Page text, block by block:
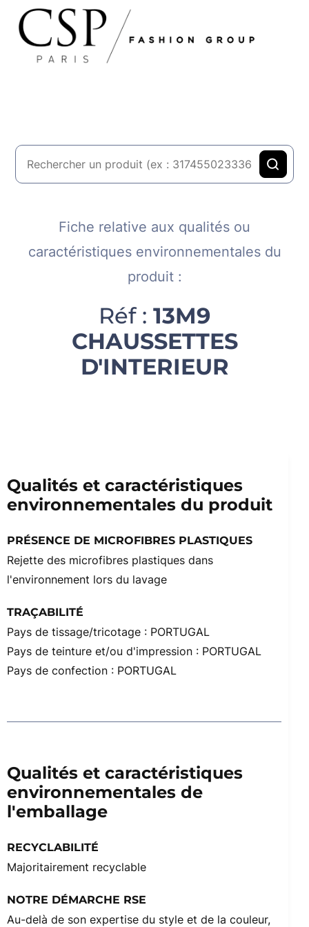
Fiche relative aux qualités ou
caractéristiques environnementales du
produit :​
Réf : 13M9
CHAUSSETTES
D'INTERIEUR
Qualités et caractéristiques
environnementales du produit
PRÉSENCE DE MICROFIBRES PLASTIQUES
Rejette des microfibres plastiques dans
l'environnement lors du lavage
TRAÇABILITÉ
Pays de tissage/tricotage : PORTUGAL
Pays de teinture et/ou d'impression : PORTUGAL
Pays de confection : PORTUGAL
Qualités et caractéristiques
environnementales de
l'emballage
RECYCLABILITÉ
Majoritairement recyclable
NOTRE DÉMARCHE RSE
Au-delà de son expertise du style et de la couleur,